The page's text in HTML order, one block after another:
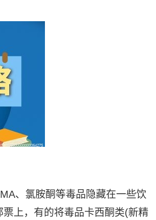
、氯胺酮等毒品隐藏在一些饮
上，有的将毒品卡西酮类(新精